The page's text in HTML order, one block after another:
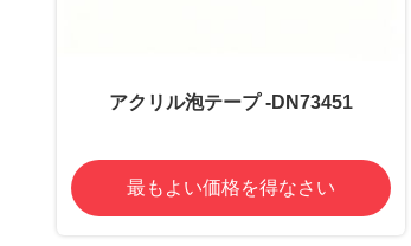
アクリル泡テープ -DN73451
最もよい価格を得なさい